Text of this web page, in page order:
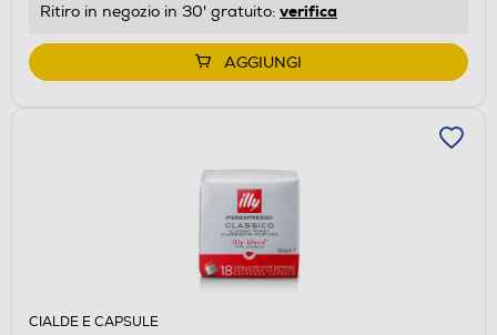
Ritiro in negozio in 30' gratuito: verifica
AGGIUNGI
CIALDE E CAPSULE